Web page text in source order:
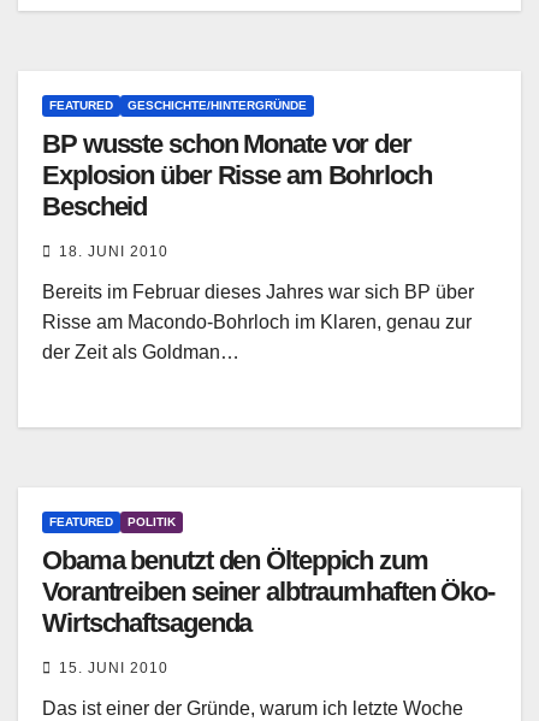
FEATURED GESCHICHTE/HINTERGRÜNDE
BP wusste schon Monate vor der
Explosion über Risse am Bohrloch
Bescheid
18. JUNI 2010
Bereits im Februar dieses Jahres war sich BP über
Risse am Macondo-Bohrloch im Klaren, genau zur
der Zeit als Goldman…
FEATURED POLITIK
Obama benutzt den Ölteppich zum
Vorantreiben seiner albtraumhaften Öko-
Wirtschaftsagenda
15. JUNI 2010
Das ist einer der Gründe, warum ich letzte Woche